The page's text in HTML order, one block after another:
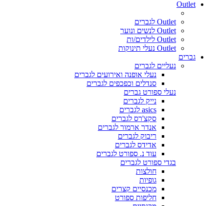
Outlet
Outlet לגברים
Outlet לנשים ונוער
Outlet לילדים/ות
Outlet נעלי תינוקות
גברים
נעליים לגברים
נעלי אופנה ואירועים לגברים
סנדלים וכפכפים לגברים
נעלי ספורט גברים
נייק לגברים
asics לגברים
סקצ'רס לגברים
אנדר ארמור לגברים
ריבוק לגברים
אדידס לגברים
עוד נ. ספורט לגברים
בגדי ספורט לגברים
חולצות
גופיות
מכנסיים קצרים
חליפות ספורט